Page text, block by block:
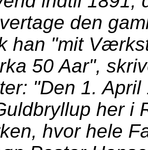
den
han "mit
50 Aar",
"Den 1. April
her i
hvor hele